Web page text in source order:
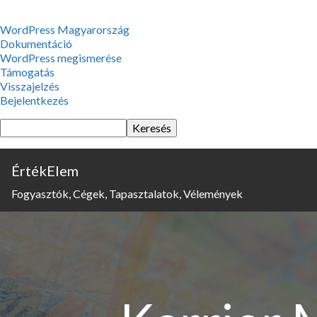
WordPress,
a
csodás
WordPress Magyarország
Dokumentáció
WordPress megismerése
Támogatás
Visszajelzés
Bejelentkezés
Keresés
ÉrtékElem
Fogyasztók, Cégek, Tapasztalatok, Vélemények